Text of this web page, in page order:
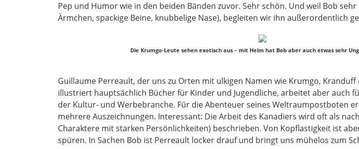
Pep und Humor wie in den beiden Bänden zuvor. Sehr schön. Und weil Bob
Ärmchen, spackige Beine, knubbelige Nase), begleiten wir ihn außerordentlich
Die Krumgo-Leute sehen exotisch aus – mit Helm hat Bob aber auch etwas sehr
Guillaume Perreault, der uns zu Orten mit ulkigen Namen wie Krumgo,
illustriert hauptsächlich Bücher für Kinder und Jugendliche, arbeitet aber auch
der Kultur- und Werbebranche. Für die Abenteuer seines Weltraumpostboten
mehrere Auszeichnungen. Interessant: Die Arbeit des Kanadiers wird oft als
Charaktere mit starken Persönlichkeiten) beschrieben. Von Kopflastigkeit ist
spüren. In Sachen Bob ist Perreault locker drauf und bringt uns mühelos zum